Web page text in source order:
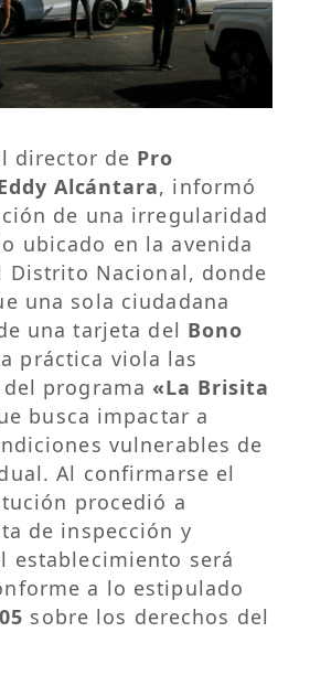
director de Pro
Alcántara, informó
de una irregularidad
ubicado en la avenida
Distrito Nacional, donde
una sola ciudadana
una tarjeta del Bono
práctica viola las
programa «La Brisita
busca impactar a
vulnerables de
Al confirmarse el
procedió a
de inspección y
establecimiento será
a lo estipulado
sobre los derechos del